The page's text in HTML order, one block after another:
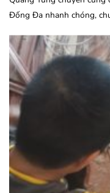
Đống Đa nhanh chóng,